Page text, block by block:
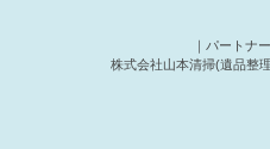
｜パートナ
株式会社山本清掃(遺品整